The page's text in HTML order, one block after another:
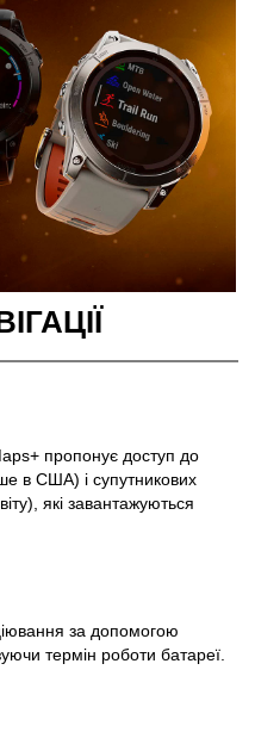
пропонує доступ до
в США) і супутникових
які завантажуються
за допомогою
термін роботи батареї.